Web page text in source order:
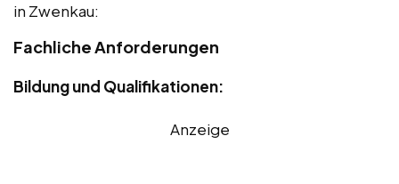
in Zwenkau:
Fachliche Anforderungen
Bildung und Qualifikationen:
Anzeige